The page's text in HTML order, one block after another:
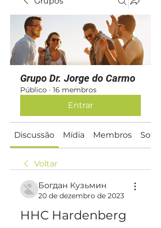
Grupo Dr. Jorge do Carmo
Público · 16 membros
Entrar
Discussão Mídia Membros Sobre
Voltar
Богдан Кузьмин
20 de dezembro de 2023
HHC Hardenberg